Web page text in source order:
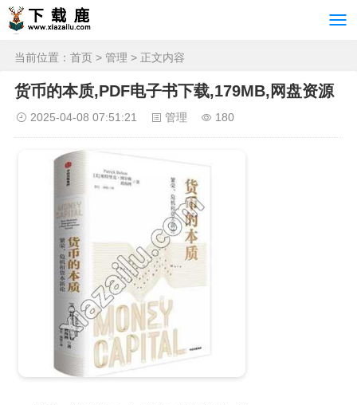
当前位置： 首页 > 管理 > 正文内容
货币的本质,PDF电子书下载,179MB,网盘资源
2025-04-08 07:51:21 管理 180